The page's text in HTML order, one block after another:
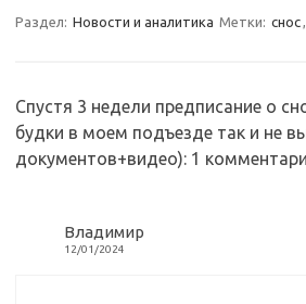
a
kl
sn
ik
i
o
k
а
и
т
ь
Раздел: Новости и аналитика Метки: снос
Спустя 3 недели предписание о
будки в моем подъезде так и не
документов+видео): 1
Владимир
12/01/2024